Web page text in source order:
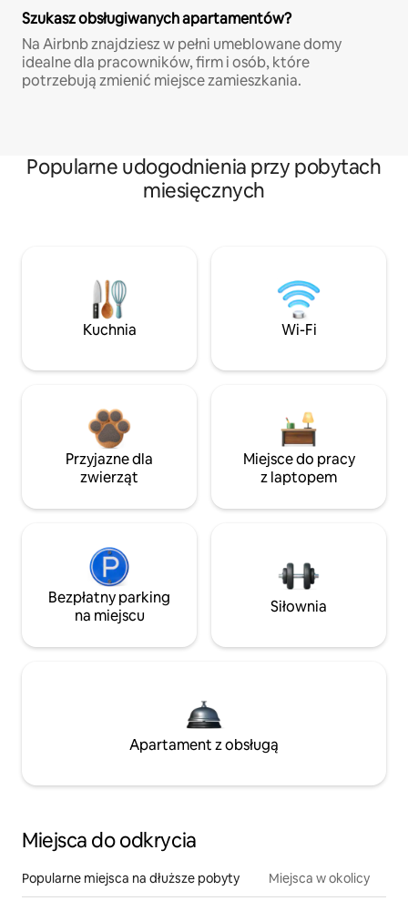
Szukasz obsługiwanych apartamentów?
Na Airbnb znajdziesz w pełni umeblowane domy
idealne dla pracowników, firm i osób, które
potrzebują zmienić miejsce zamieszkania.
Popularne udogodnienia przy pobytach
miesięcznych
Kuchnia Wi-Fi
Przyjazne dla
zwierząt
Miejsce do pracy
z laptopem
Bezpłatny parking
na miejscu
Siłownia
Apartament z obsługą
Miejsca do odkrycia
Popularne miejsca na dłuższe pobyty Miejsca w okolicy